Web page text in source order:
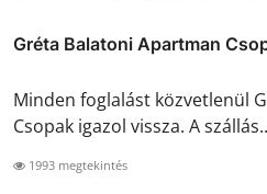
Gréta Balatoni Apartman
Minden foglalást közvetlenül
Csopak igazol vissza. A
1993 megtekintés